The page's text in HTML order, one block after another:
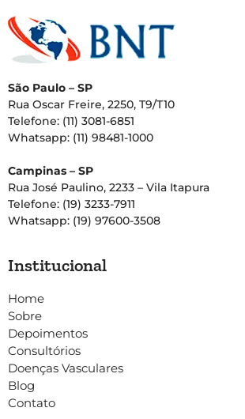
São Paulo – SP
Rua Oscar Freire, 2250, T9/T10
Telefone: (11) 3081-6851
Whatsapp: (11) 98481-1000
Campinas – SP
Rua José Paulino, 2233 – Vila Itapura
Telefone: (19) 3233-7911
Whatsapp: (19) 97600-3508
Institucional
Home
Sobre
Depoimentos
Consultórios
Doenças Vasculares
Blog
Contato